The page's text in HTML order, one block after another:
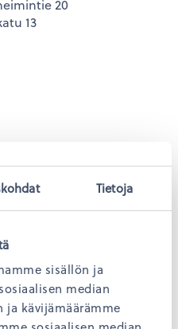
Tietoja
sisällön ja
median
ja kävijämäärämme
20
13